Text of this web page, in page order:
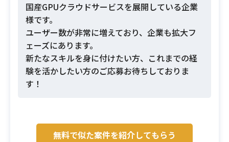
国産GPUクラウドサービスを展開している企業
様です。
ユーザー数が非常に増えており、企業も拡大フ
ェーズにあります。
新たなスキルを身に付けたい方、これまでの経
験を活かしたい方のご応募お待ちしておりま
す！
無料で似た案件を紹介してもらう